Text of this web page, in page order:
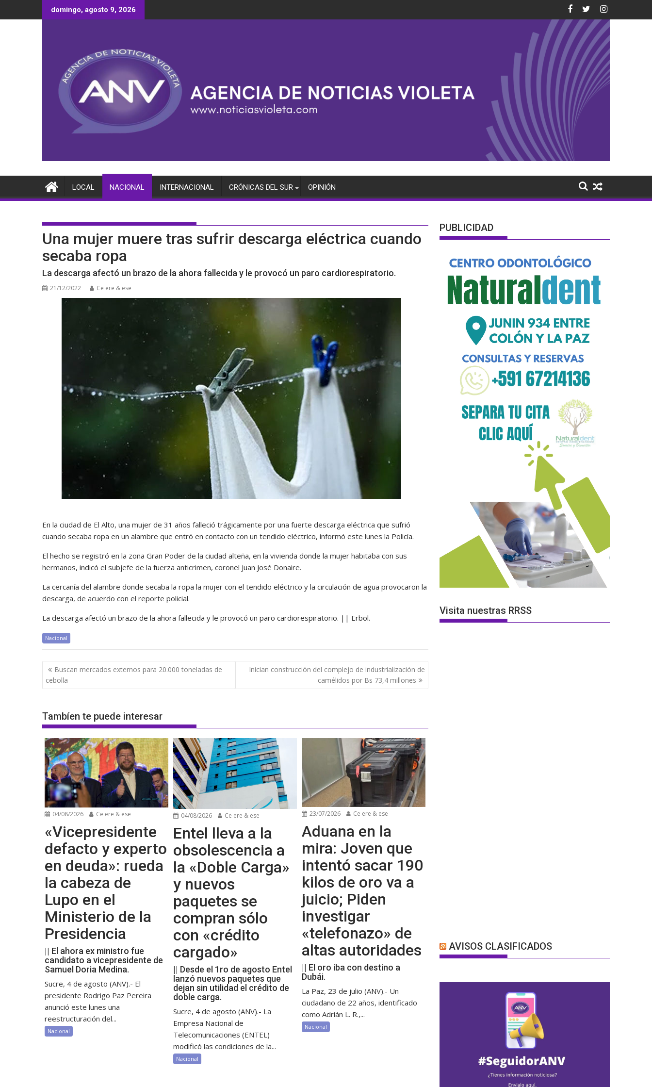
al
domingo, agosto 9, 2026
LOCAL NACIONAL INTERNACIONAL CRÓNICAS DEL SUR OPINIÓN
Una mujer muere tras sufrir descarga eléctrica cuando
secaba ropa
La descarga afectó un brazo de la ahora fallecida y le provocó un paro cardiorespiratorio.
21/12/2022 Ce ere & ese
En la ciudad de El Alto, una mujer de 31 años falleció trágicamente por una fuerte descarga eléctrica que sufrió
cuando secaba ropa en un alambre que entró en contacto con un tendido eléctrico, informó este lunes la Policía.
El hecho se registró en la zona Gran Poder de la ciudad alteña, en la vivienda donde la mujer habitaba con sus
hermanos, indicó el subjefe de la fuerza anticrimen, coronel Juan José Donaire.
La cercanía del alambre donde secaba la ropa la mujer con el tendido eléctrico y la circulación de agua provocaron la
descarga, de acuerdo con el reporte policial.
La descarga afectó un brazo de la ahora fallecida y le provocó un paro cardiorespiratorio. || Erbol.
Nacional
Navegación
de
entradas
Buscan mercados externos para 20.000 toneladas de
cebolla
Inician construcción del complejo de industrialización de
camélidos por Bs 73,4 millones
Tambíen te puede interesar
04/08/2026 Ce ere & ese
«Vicepresidente
defacto y experto
en deuda»: rueda
la cabeza de
Lupo en el
Ministerio de la
Presidencia
|| El ahora ex ministro fue
candidato a vicepresidente de
Samuel Doria Medina.
Sucre, 4 de agosto (ANV).- El
presidente Rodrigo Paz Pereira
anunció este lunes una
reestructuración del...
Nacional
04/08/2026 Ce ere & ese
Entel lleva a la
obsolescencia a
la «Doble Carga»
y nuevos
paquetes se
compran sólo
con «crédito
cargado»
|| Desde el 1ro de agosto Entel
lanzó nuevos paquetes que
dejan sin utilidad el crédito de
doble carga.
Sucre, 4 de agosto (ANV).- La
Empresa Nacional de
Telecomunicaciones (ENTEL)
modificó las condiciones de la...
Nacional
23/07/2026 Ce ere & ese
Aduana en la
mira: Joven que
intentó sacar 190
kilos de oro va a
juicio; Piden
investigar
«telefonazo» de
altas autoridades
|| El oro iba con destino a
Dubái.
La Paz, 23 de julio (ANV).- Un
ciudadano de 22 años, identificado
como Adrián L. R.,...
Nacional
PUBLICIDAD
Visita nuestras RRSS
AVISOS CLASIFICADOS